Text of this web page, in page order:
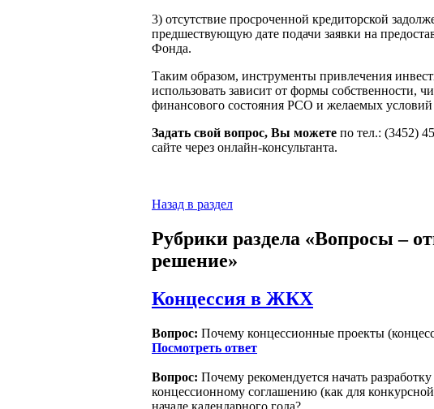
3) отсутствие просроченной кредиторской
предшествующую дате подачи заявки на
Фонда.
Таким образом, инструменты привлечения
использовать зависит от формы собственности,
финансового состояния РСО и желаемых
Задать свой вопрос, Вы можете по тел.: (3452)
сайте через онлайн-консультанта.
Назад в раздел
Рубрики раздела «Вопросы
решение»
Концессия в ЖКХ
Вопрос: Почему концессионные проекты
Посмотреть ответ
Вопрос: Почему рекомендуется начать
концессионному соглашению (как для